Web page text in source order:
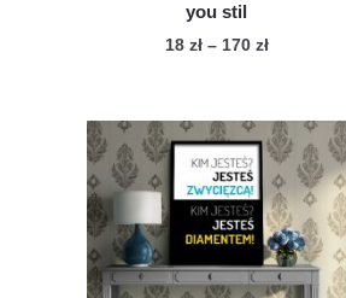
you stil
18 zł – 170 złZakres
18 zł
do
170 zł
produkt
ma
wiele
wariantów.
Opcje
można